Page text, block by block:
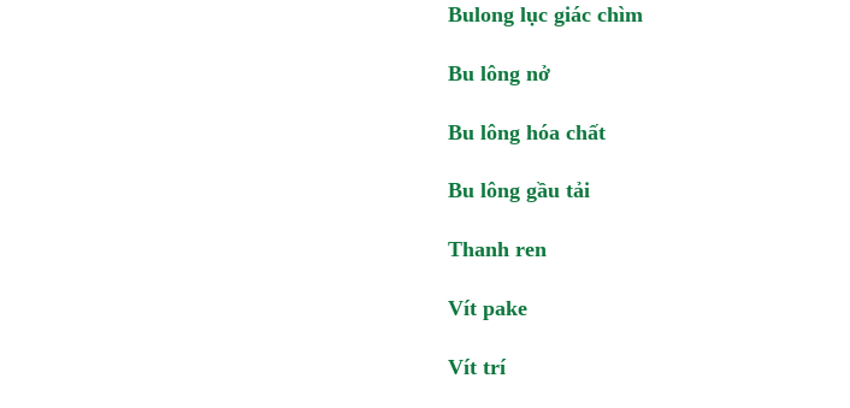
Bulong lục giác chìm
Bu lông nở
Bu lông hóa chất
Bu lông gầu tải
Thanh ren
Vít pake
Vít trí